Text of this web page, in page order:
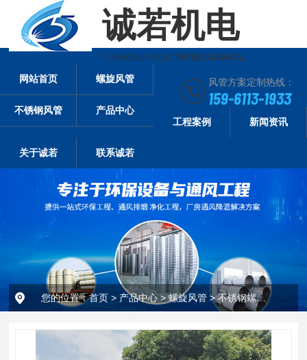
诚若机电
CHENGRUO ELECTRPMECHANICAL
风管方案定制热线：
159-6113-1933
网站首页 螺旋风管
不锈钢风管
产品中心
工程案例
新闻资讯
关于诚若 联系诚若
您的位置：首页> 产品中心> 螺旋风管 >不锈钢螺旋风管-304